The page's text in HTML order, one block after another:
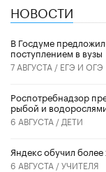
НОВОСТИ
В Госдуме
поступлением в вузы
7 АВГУСТА / ЕГЭ И ОГЭ
Роспотребнадзор
рыбой и
6 АВГУСТА / ДЕТИ
​Яндекс обучил
6 АВГУСТА /УЧИТЕЛЯ